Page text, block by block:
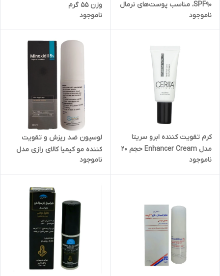
SPF90، مناسب پوست‌های نرمال
و خشک، حجم 50 میلی‌لیتر
ناموجود
وزن 55 گرم
ناموجود
کرم تقویت کننده ابرو سریتا
مدل Enhancer Cream حجم 20
گرم
ناموجود
لوسیون ضد ریزش و تقویت
کننده مو کیمیا کالای رازی مدل
میلی لیتر
ناموجود